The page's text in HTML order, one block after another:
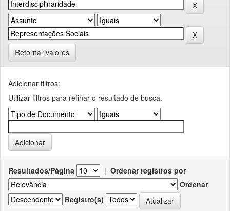
Retornar valores
Adicionar filtros:
Utilizar filtros para refinar o resultado de busca.
Resultados/Página | Ordenar registros por
Ordenar
Registro(s)